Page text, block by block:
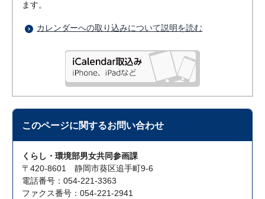
ます。
カレンダーへの取り込みについて説明を読む
このページに関するお問い合わせ
くらし・環境部男女共同参画課
〒420-8601 静岡市葵区追手町9-6
電話番号：054-221-3363
ファクス番号：054-221-2941